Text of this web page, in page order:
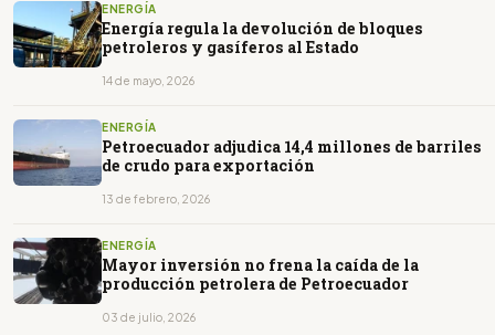
ENERGÍA
Energía regula la devolución de bloques
petroleros y gasíferos al Estado
14 de mayo, 2026
ENERGÍA
Petroecuador adjudica 14,4 millones de barriles
de crudo para exportación
13 de febrero, 2026
ENERGÍA
Mayor inversión no frena la caída de la
producción petrolera de Petroecuador
03 de julio, 2026